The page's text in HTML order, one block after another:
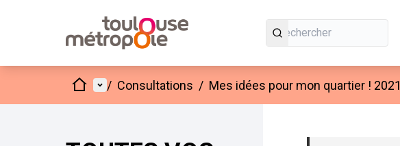
AccueilMenu principal
/ Consultations / Mes idées pour mon quartier ! 2021
Passer la carte